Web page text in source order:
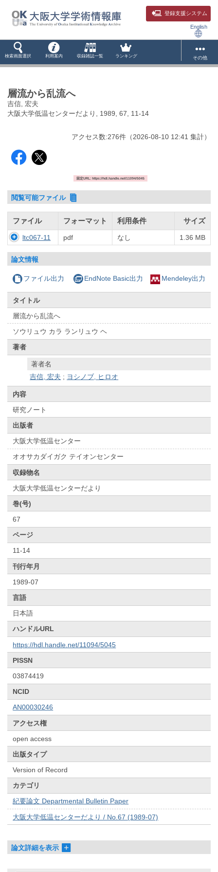
登録支援システム
English
検索画面選択 利用案内 収録雑誌一覧 ランキング その他
層流から乱流へ
吉信, 宏夫
大阪大学低温センターだより, 1989, 67, 11-14
アクセス数:276件 （2026-08-10 12:41 集計）
固定URL: https://hdl.handle.net/11094/5045
閲覧可能ファイル
ファイル フォーマット 利用条件 サイズ
ltc067-11 pdf なし 1.36 MB
論文情報
ファイル出力 EndNote Basic出力 Mendeley出力
タイトル
層流から乱流へ
ソウリュウ カラ ランリュウ ヘ
著者
著者名
吉信, 宏夫 ; ヨシノブ, ヒロオ
内容
研究ノート
出版者
大阪大学低温センター
オオサカダイガク テイオンセンター
収録物名
大阪大学低温センターだより
巻(号)
67
ページ
11-14
刊行年月
1989-07
言語
日本語
ハンドルURL
https://hdl.handle.net/11094/5045
PISSN
03874419
NCID
AN00030246
アクセス権
open access
出版タイプ
Version of Record
カテゴリ
紀要論文 Departmental Bulletin Paper
大阪大学低温センターだより / No.67 (1989-07)
論文詳細を表示